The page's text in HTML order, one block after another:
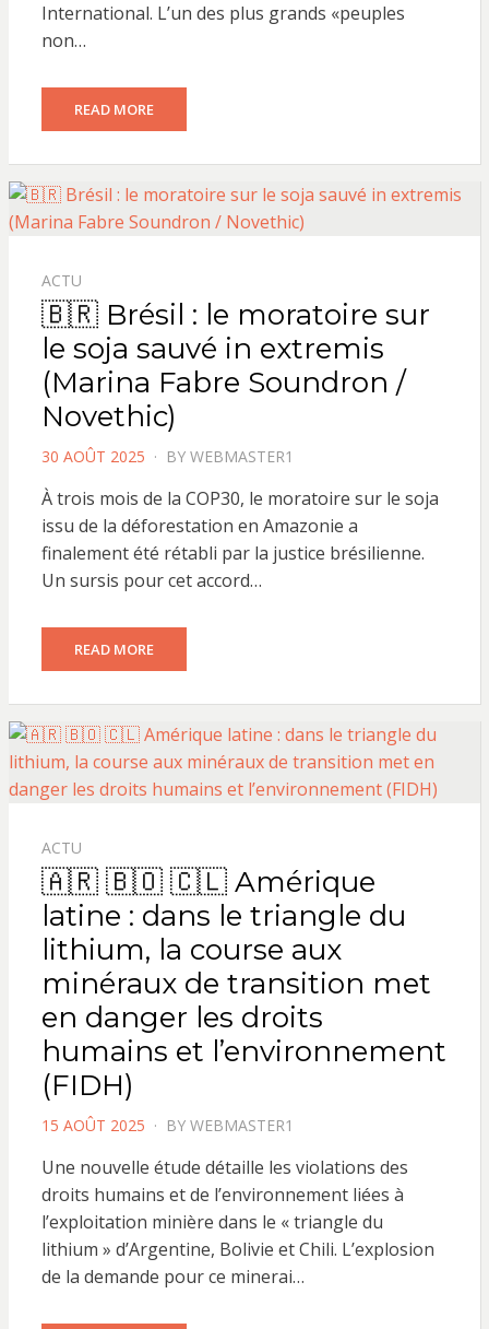
International. L’un des plus grands «peuples
non…
READ MORE
ACTU
🇧🇷 Brésil : le moratoire sur
le soja sauvé in extremis
(Marina Fabre Soundron /
Novethic)
POSTED
30 AOÛT 2025 BY WEBMASTER1
À trois mois de la COP30, le moratoire sur le soja
issu de la déforestation en Amazonie a
finalement été rétabli par la justice brésilienne.
Un sursis pour cet accord…
READ MORE
ACTU
🇦🇷 🇧🇴 🇨🇱 Amérique
latine : dans le triangle du
lithium, la course aux
minéraux de transition met
en danger les droits
humains et l’environnement
(FIDH)
POSTED
15 AOÛT 2025 BY WEBMASTER1
Une nouvelle étude détaille les violations des
droits humains et de l’environnement liées à
l’exploitation minière dans le « triangle du
lithium » d’Argentine, Bolivie et Chili. L’explosion
de la demande pour ce minerai…